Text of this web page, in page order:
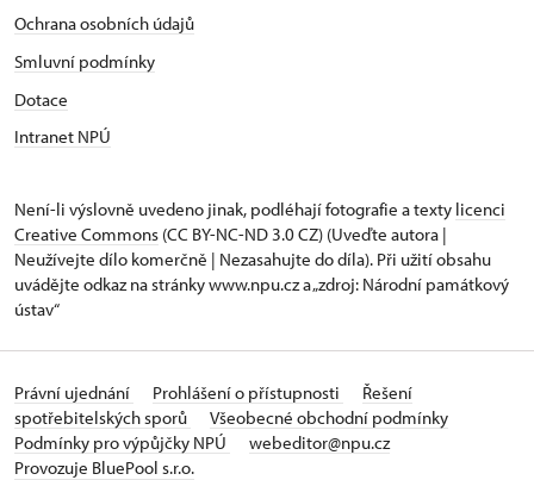
Ochrana osobních údajů
Smluvní podmínky
Dotace
Intranet NPÚ
Není-li výslovně uvedeno jinak, podléhají fotografie a texty licenci
Creative Commons (CC BY-NC-ND 3.0 CZ) (Uveďte autora |
Neužívejte dílo komerčně | Nezasahujte do díla). Při užití obsahu
uvádějte odkaz na stránky www.npu.cz a „zdroj: Národní památkový
ústav“
Právní ujednání Prohlášení o přístupnosti
Řešení
spotřebitelských sporů
Všeobecné obchodní podmínky
Podmínky pro výpůjčky NPÚ
webeditor@npu.cz
Provozuje BluePool s.r.o.